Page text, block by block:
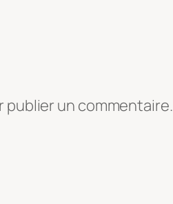
publier un commentaire.